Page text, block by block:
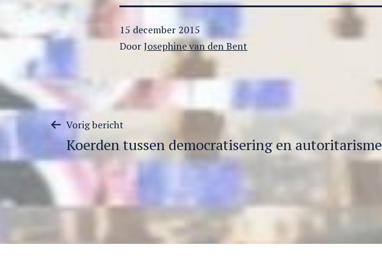
Gepubliceerd
op
15 december 2015
DoorJosephine van den Bent
Berichtnavigatie
Vorig bericht
Koerden tussen democratisering en autoritarisme